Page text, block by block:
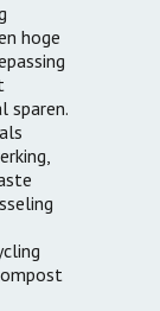
hoge
sparen.